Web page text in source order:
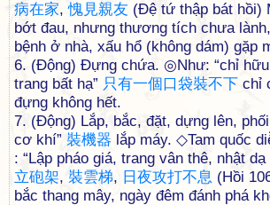
病在家,愧見親友 (Đệ tứ thập bát hồi)
bớt đau, nhưng thương tích chưa
bệnh ở nhà, xấu hổ (không dám) gặp
6. (Động) Đựng chứa. ◎Như: “chỉ hữu
trang bất hạ” 只有一個口袋裝不下 chỉ
đựng không hết.
7. (Động) Lắp, bắc, đặt, dựng lên,
cơ khí” 裝機器 lắp máy. ◇Tam quốc
: “Lập pháo giá, trang vân thê, nhật
立砲架, 裝雲梯, 日 夜攻打不息 (Hồi
bắc thang mây, ngày đêm đánh phá